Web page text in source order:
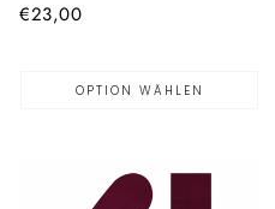
Normaler
€23,00
OPTION WÄHLEN